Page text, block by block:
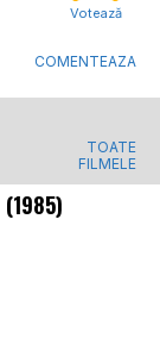
Votează
COMENTEAZA
TOATE
FILMELE
(1985)